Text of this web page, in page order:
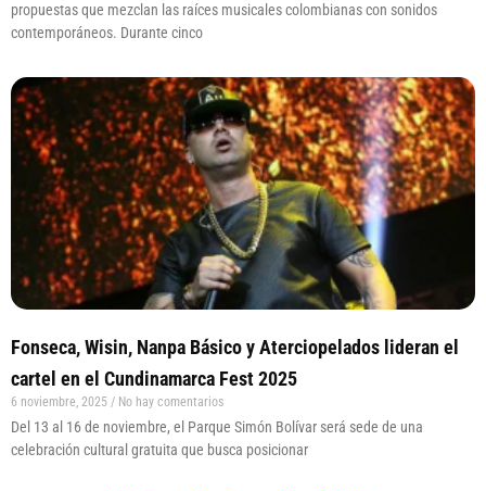
propuestas que mezclan las raíces musicales colombianas con sonidos
contemporáneos. Durante cinco
Fonseca, Wisin, Nanpa Básico y Aterciopelados lideran el
cartel en el Cundinamarca Fest 2025
6 noviembre, 2025 No hay comentarios
Del 13 al 16 de noviembre, el Parque Simón Bolívar será sede de una
celebración cultural gratuita que busca posicionar